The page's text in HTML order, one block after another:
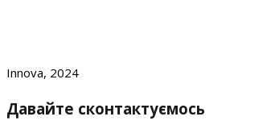
Innova, 2024
Давайте сконтактуємось